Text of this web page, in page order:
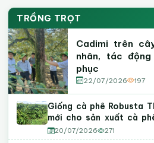
06Khởi động Dự án "Khẳng
và Hội thảo "Nâng chất
Lâm Đồng
07Cadimi trên cây sầu riêng:
và biện pháp khắc phục
08Góp ý dự thảo Nghị quyết
nội dung chi, mức chi hoạt
địa bàn tỉnh Lâm Đồng
FACEBOOK
Khuyến Nông Lâm Đồng
Tin tức · Hoạt động · Sự kiện nổi bật
YOUTUBE
Kênh YouTube Khuyến Nông
Video kỹ thuật Hướng dẫn canh tác
TRỒNG TRỌT
Cadimi trên
nhân, tác
phục
22/07/2026 197
Giống cà phê Robusta
mới cho sản xuất cà
lượng tại Lâm Đồng
20/07/2026 271